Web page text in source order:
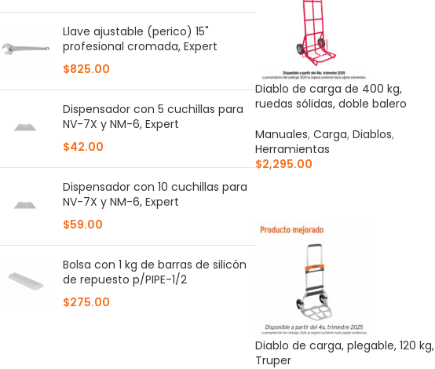
Llave ajustable (perico) 15"
profesional cromada, Expert
$825.00
Dispensador con 5 cuchillas para
NV-7X y NM-6, Expert
$42.00
Dispensador con 10 cuchillas para
NV-7X y NM-6, Expert
$59.00
Bolsa con 1 kg de barras de silicón
de repuesto p/PIPE-1/2
$275.00
Diablo de carga de 400 kg,
ruedas sólidas, doble balero
Manuales, Carga, Diablos,
Herramientas
$2,295.00
Diablo de carga, plegable, 120 kg,
Truper